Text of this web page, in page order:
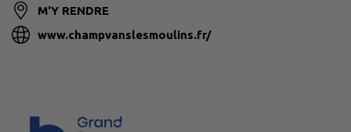
M'Y RENDRE
www.champvanslesmoulins.fr/